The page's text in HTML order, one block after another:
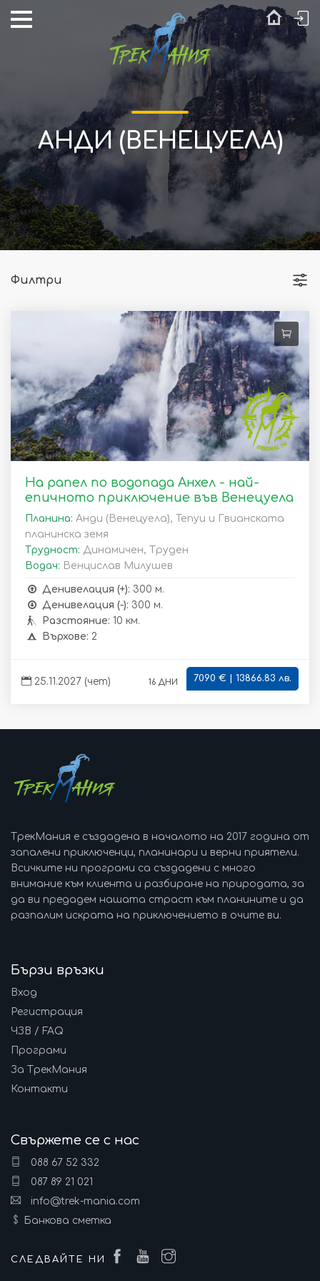
АНДИ (ВЕНЕЦУЕЛА)
Филтри
На рапел по водопада Анхел - най-
епичното приключение във Венецуела
Планина: Анди (Венецуела), Тепуи и Гвианската
планинска земя
Трудност: Динамичен, Труден
Водач: Венцислав Милушев
Денивелация (+): 300 м.
Денивелация (-): 300 м.
Разстояние: 10 км.
Върхове: 2
25.11.2027 (чет) 16 дни 7090 € | 13866.83 лв.
ТрекМания е създадена в началото на 2017 година от
запалени приключенци, планинари и верни приятели.
Всичките ни програми са създадени с много
внимание към клиента и разбиране на природата, за
да ви предадем нашата страст към планините и да
разпалим искрата на приключението в очите ви.
Бързи връзки
Вход
Регистрация
ЧЗВ / FAQ
Програми
За ТрекМания
Контакти
Свържете се с нас
088 67 52 332
087 89 21 021
info@trek-mania.com
Банкова сметка
СЛЕДВАЙТЕ НИ